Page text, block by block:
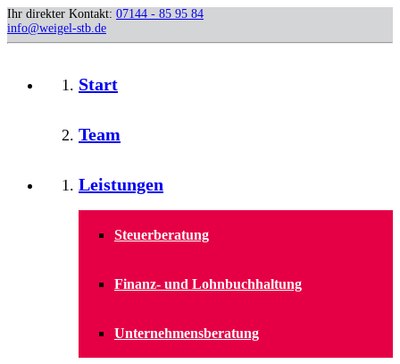
Ihr direkter Kontakt: 07144 - 85 95 84
info@weigel-stb.de
Start
Team
Leistungen
Steuerberatung
Finanz- und Lohnbuchhaltung
Unternehmensberatung